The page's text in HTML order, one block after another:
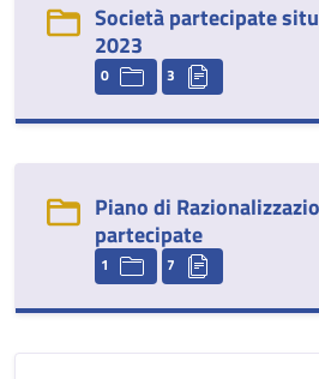
Società partecipate
2023
0 3
Piano di
partecipate
1 7